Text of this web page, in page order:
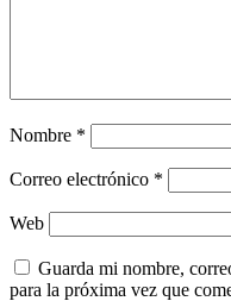
Nombre *
Correo electrónico *
Web
Guarda mi nombre,
para la próxima vez que